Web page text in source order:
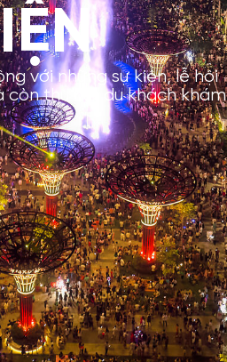
với những sự kiện, lễ hội
thu hút du khách khám